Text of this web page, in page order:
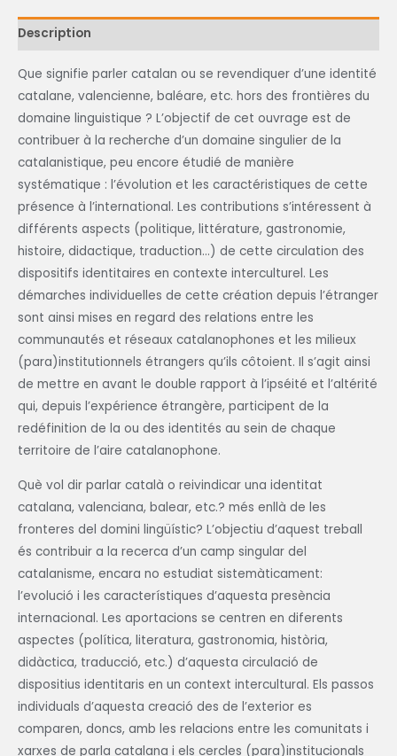
Description
Que signifie parler catalan ou se revendiquer d’une identité
catalane, valencienne, baléare, etc. hors des frontières du
domaine linguistique ? L’objectif de cet ouvrage est de
contribuer à la recherche d’un domaine singulier de la
catalanistique, peu encore étudié de manière
systématique : l’évolution et les caractéristiques de cette
présence à l’international. Les contributions s’intéressent à
différents aspects (politique, littérature, gastronomie,
histoire, didactique, traduction…) de cette circulation des
dispositifs identitaires en contexte interculturel. Les
démarches individuelles de cette création depuis l’étranger
sont ainsi mises en regard des relations entre les
communautés et réseaux catalanophones et les milieux
(para)institutionnels étrangers qu’ils côtoient. Il s’agit ainsi
de mettre en avant le double rapport à l’ipséité et l’altérité
qui, depuis l’expérience étrangère, participent de la
redéfinition de la ou des identités au sein de chaque
territoire de l’aire catalanophone.
Què vol dir parlar català o reivindicar una identitat
catalana, valenciana, balear, etc.? més enllà de les
fronteres del domini lingüístic? L’objectiu d’aquest treball
és contribuir a la recerca d’un camp singular del
catalanisme, encara no estudiat sistemàticament:
l’evolució i les característiques d’aquesta presència
internacional. Les aportacions se centren en diferents
aspectes (política, literatura, gastronomia, història,
didàctica, traducció, etc.) d’aquesta circulació de
dispositius identitaris en un context intercultural. Els passos
individuals d’aquesta creació des de l’exterior es
comparen, doncs, amb les relacions entre les comunitats i
xarxes de parla catalana i els cercles (para)institucionals